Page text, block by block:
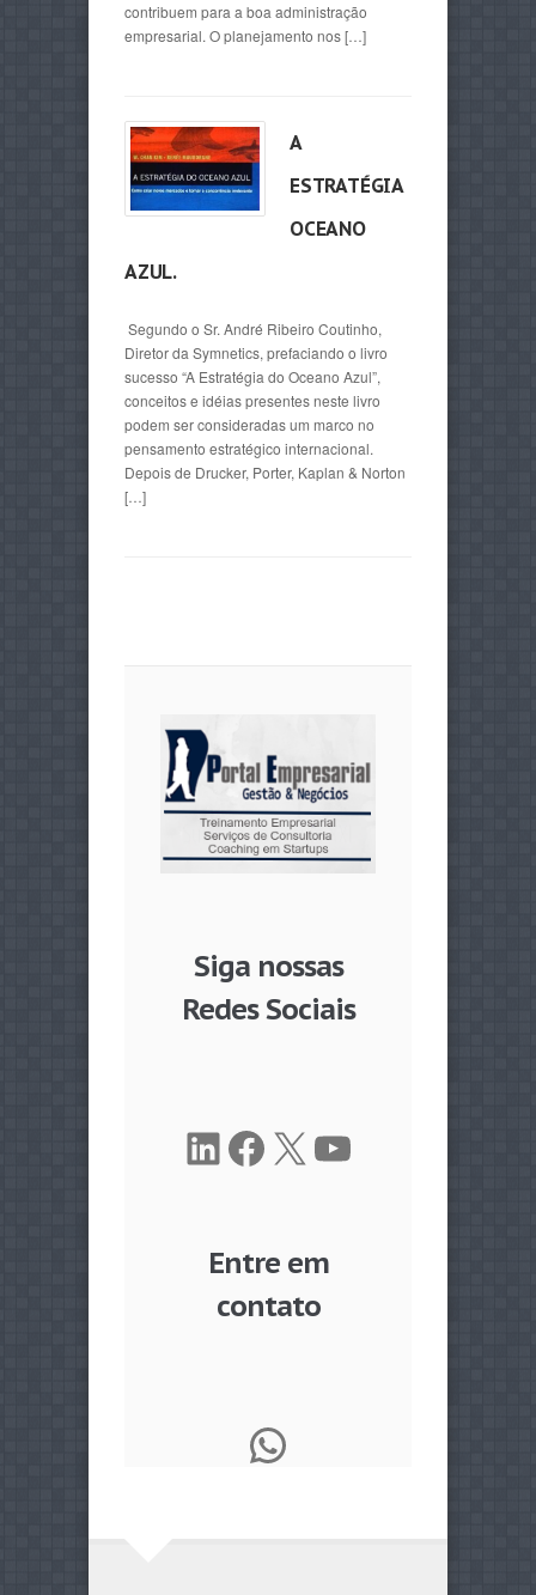
contribuem para a boa administração
empresarial. O planejamento nos […]
A
ESTRATÉGIA
OCEANO
AZUL.
Segundo o Sr. André Ribeiro Coutinho,
Diretor da Symnetics, prefaciando o livro
sucesso “A Estratégia do Oceano Azul”,
conceitos e idéias presentes neste livro
podem ser consideradas um marco no
pensamento estratégico internacional.
Depois de Drucker, Porter, Kaplan & Norton
[…]
Siga nossas
Redes Sociais
LinkedIn
Facebook
X Youtube
Entre em
contato
WhatsApp